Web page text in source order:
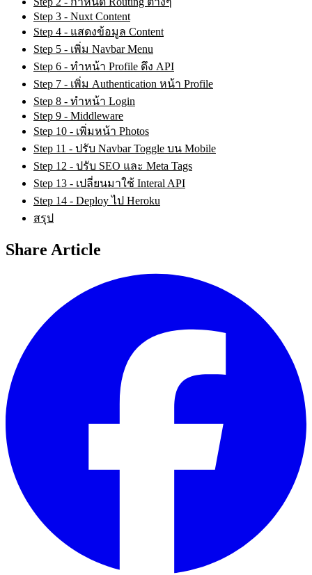
Step 3 - Nuxt Content
Step 4 - แสดงข้อมูล Content
Step 5 - เพิ่ม Navbar Menu
Step 6 - ทำหน้า Profile ดึง API
Step 7 - เพิ่ม Authentication หน้า Profile
Step 8 - ทำหน้า Login
Step 9 - Middleware
Step 10 - เพิ่มหน้า Photos
Step 11 - ปรับ Navbar Toggle บน Mobile
Step 12 - ปรับ SEO และ Meta Tags
Step 13 - เปลี่ยนมาใช้ Interal API
Step 14 - Deploy ไป Heroku
สรุป
Share Article